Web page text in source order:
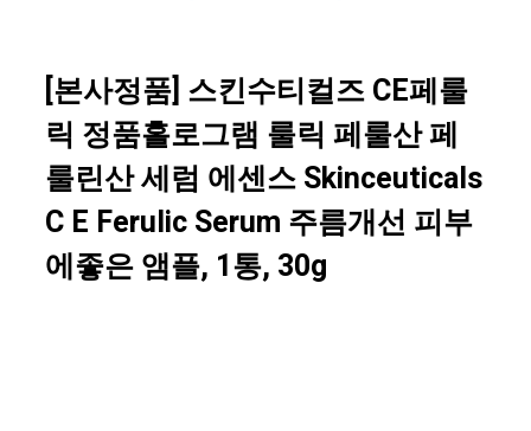
[본사정품] 스킨수티컬즈 CE페룰
릭 정품홀로그램 룰릭 페룰산 페
룰린산 세럼 에센스 Skinceuticals
C E Ferulic Serum 주름개선 피부
에좋은 앰플, 1통, 30g